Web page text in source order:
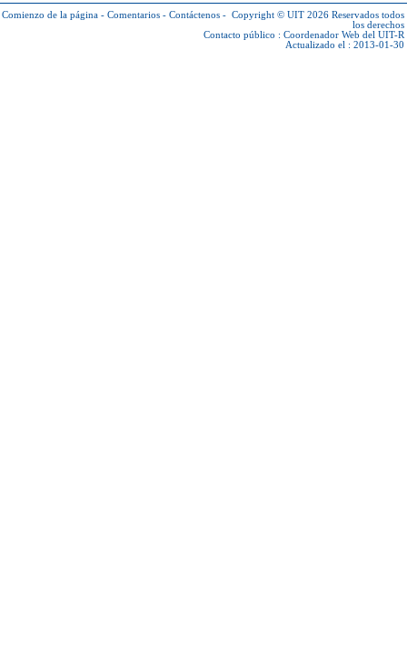
Comienzo de la página - Comentarios - Contáctenos - Copyright © UIT 2026 Reservados todos
los derechos
Contacto público : Coordenador Web del UIT-R
Actualizado el : 2013-01-30